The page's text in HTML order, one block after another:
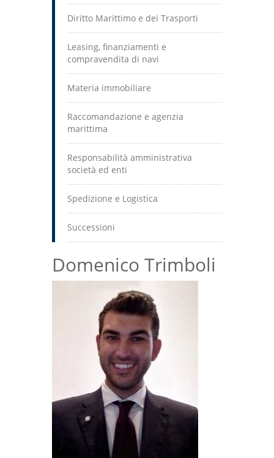
Diritto Marittimo e dei Trasporti
Leasing, finanziamenti e
compravendita di navi
Materia immobiliare
Raccomandazione e agenzia
marittima
Responsabilità amministrativa
società ed enti
Spedizione e Logistica
Successioni
Domenico Trimboli